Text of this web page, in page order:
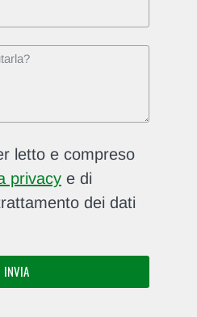
letto e compreso
privacye di
dei dati
INVIA